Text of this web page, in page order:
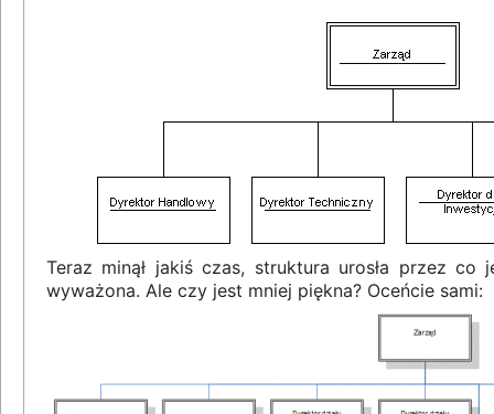
Teraz minął jakiś czas, struktura urosła przez co
wyważona. Ale czy jest mniej piękna? Oceńcie sami: